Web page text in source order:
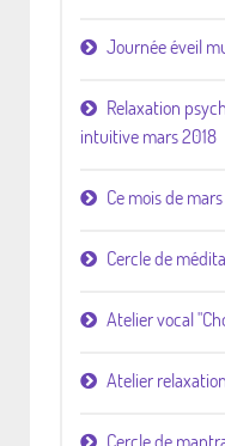
Journée éveil
Relaxation
intuitive mars 2018
Ce mois de
Cercle de
Atelier vocal
Atelier